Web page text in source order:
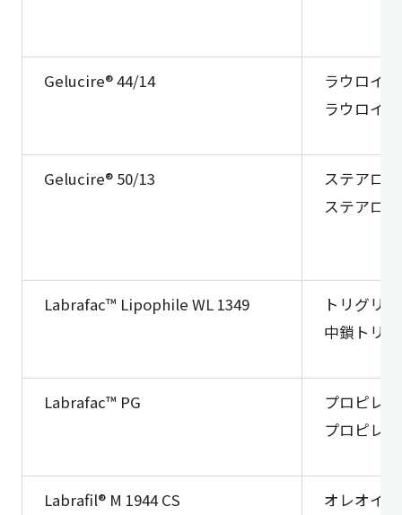
Gelucire® 44/14
ラウロイ
ラウロイ
Gelucire® 50/13
ステアロ
ステアロ
Labrafac™ Lipophile WL 1349
トリグリ
中鎖トリ
Labrafac™ PG
プロピレ
プロピレ
Labrafil® M 1944 CS
オレオイ